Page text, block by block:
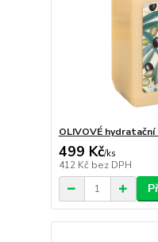
OLIVOVÉ
499 Kč/ks
412 Kč bez DPH